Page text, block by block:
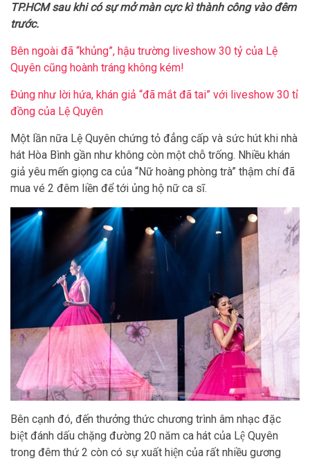
TP.HCM sau khi có sự mở màn cực kì thành công vào đêm
trước.
Bên ngoài đã “khủng”, hậu trường liveshow 30 tỷ của Lệ
Quyên cũng hoành tráng không kém!
Đúng như lời hứa, khán giả “đã mắt đã tai” với liveshow 30 tỉ
đồng của Lệ Quyên
Một lần nữa Lệ Quyên chứng tỏ đẳng cấp và sức hút khi nhà
hát Hòa Bình gần như không còn một chỗ trống. Nhiều khán
giả yêu mến giọng ca của “Nữ hoàng phòng trà” thậm chí đã
mua vé 2 đêm liền để tới ủng hộ nữ ca sĩ.
Bên cạnh đó, đến thưởng thức chương trình âm nhạc đặc
biệt đánh dấu chặng đường 20 năm ca hát của Lệ Quyên
trong đêm thứ 2 còn có sự xuất hiện của rất nhiều gương